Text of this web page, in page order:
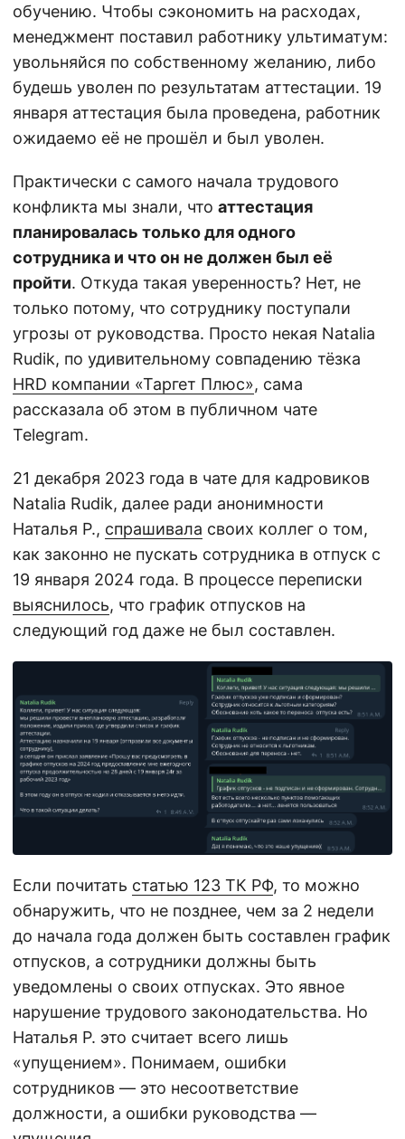
обучению. Чтобы сэкономить на расходах,
менеджмент поставил работнику ультиматум:
увольняйся по собственному желанию, либо
будешь уволен по результатам аттестации. 19
января аттестация была проведена, работник
ожидаемо её не прошёл и был уволен.
Практически с самого начала трудового
конфликта мы знали, что аттестация
планировалась только для одного
сотрудника и что он не должен был её
пройти. Откуда такая уверенность? Нет, не
только потому, что сотруднику поступали
угрозы от руководства. Просто некая Natalia
Rudik, по удивительному совпадению тёзка
HRD компании «Таргет Плюс», сама
рассказала об этом в публичном чате
Telegram.
21 декабря 2023 года в чате для кадровиков
Natalia Rudik, далее ради анонимности
Наталья Р., спрашивала своих коллег о том,
как законно не пускать сотрудника в отпуск с
19 января 2024 года. В процессе переписки
выяснилось, что график отпусков на
следующий год даже не был составлен.
Если почитать статью 123 ТК РФ, то можно
обнаружить, что не позднее, чем за 2 недели
до начала года должен быть составлен график
отпусков, а сотрудники должны быть
уведомлены о своих отпусках. Это явное
нарушение трудового законодательства. Но
Наталья Р. это считает всего лишь
«упущением». Понимаем, ошибки
сотрудников — это несоответствие
должности, а ошибки руководства —